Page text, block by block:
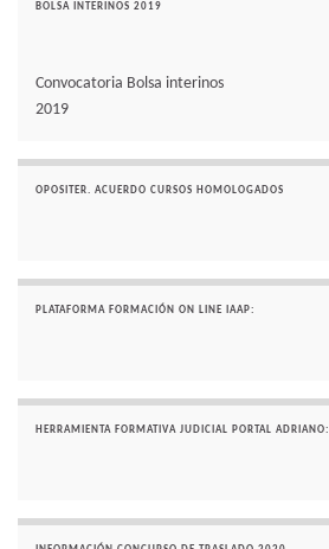
BOLSA INTERINOS 2019
Convocatoria Bolsa interinos
2019
OPOSITER. ACUERDO CURSOS HOMOLOGADOS
PLATAFORMA FORMACIÓN ON LINE IAAP:
HERRAMIENTA FORMATIVA JUDICIAL PORTAL ADRIANO: